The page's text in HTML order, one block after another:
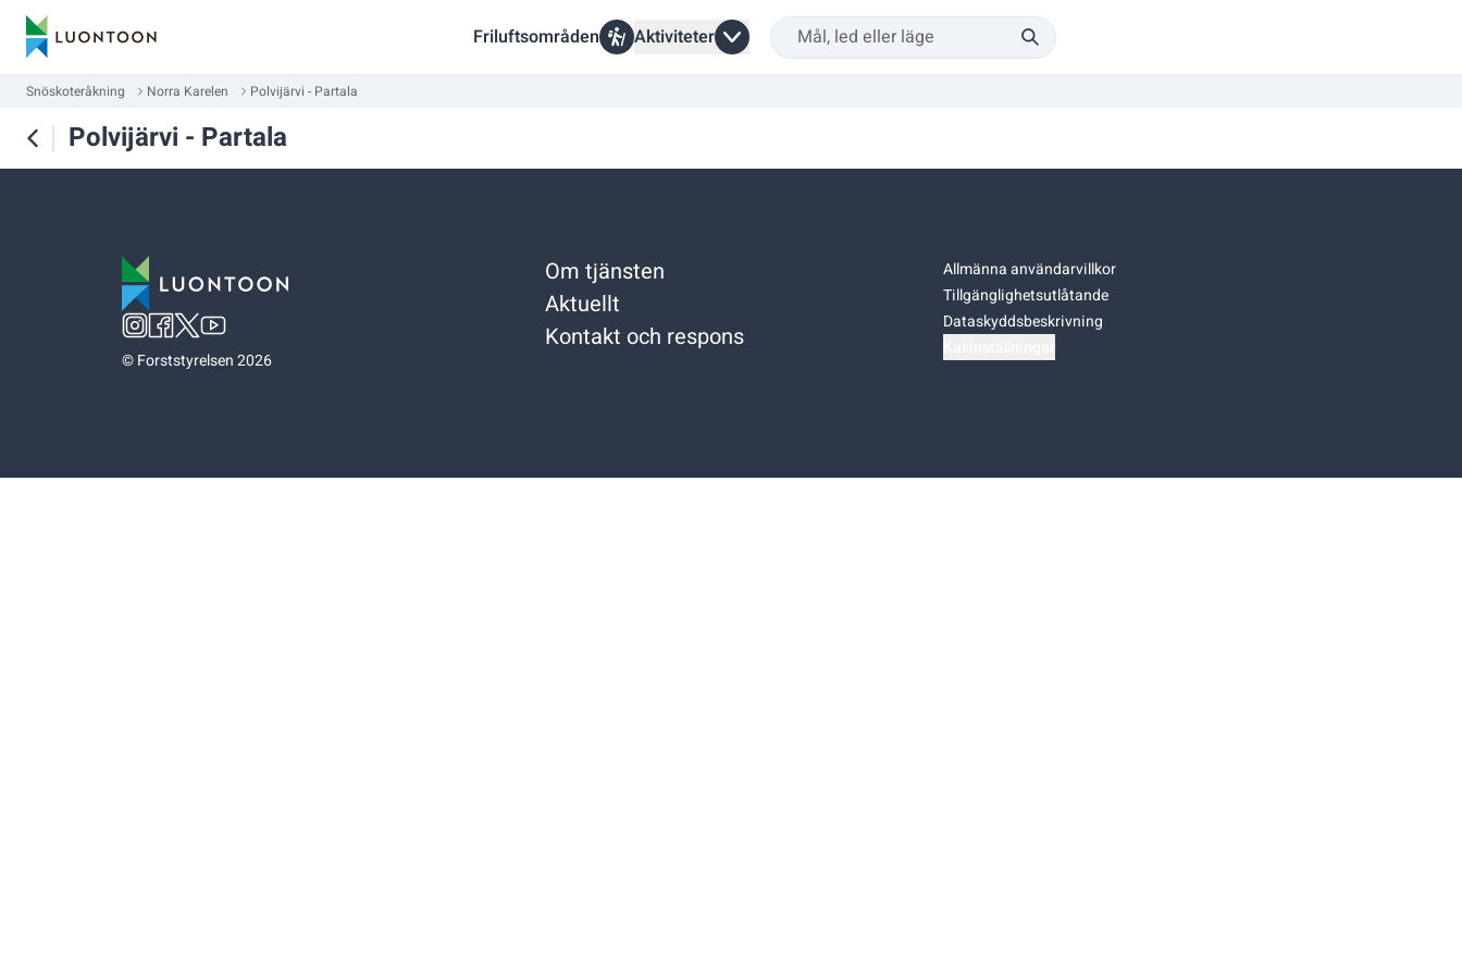
Friluftsområden Aktiviteter
Snöskoteråkning Norra Karelen Polvijärvi - Partala
Polvijärvi - Partala
©Forststyrelsen 2026
Om tjänsten
Aktuellt
Kontakt och respons
Allmänna användarvillkor
Tillgänglighetsutlåtande
Dataskyddsbeskrivning